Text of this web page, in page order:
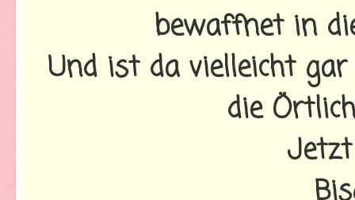
bewaffnet in
Und ist da vielleicht
die